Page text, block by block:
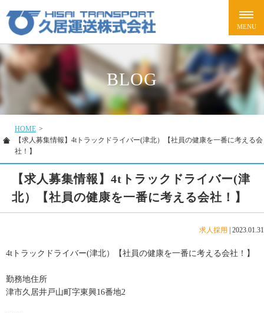
BLOG
HOME >
【求人募集情報】4tトラックドライバー(津北）【社員の健康を一番に考える会
社！】
【求人募集情報】4tトラックドライバー(津
北）【社員の健康を一番に考える会社！】
求人採用 2023.01.31
4tトラックドライバー(津北）【社員の健康を一番に考える会社！】
勤務地住所
津市久居井戸山町字東興16番地2